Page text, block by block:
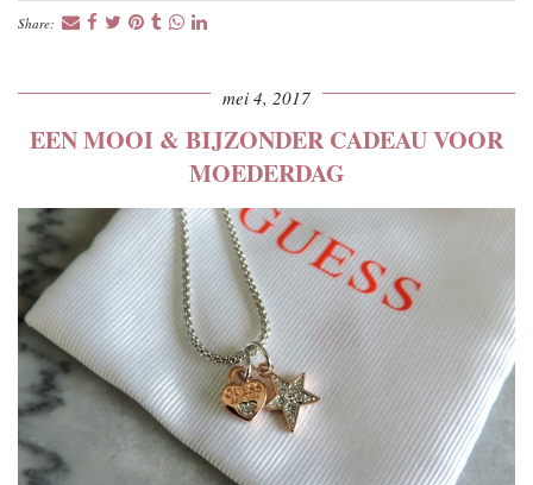
Share:
mei 4, 2017
EEN MOOI & BIJZONDER CADEAU VOOR
MOEDERDAG